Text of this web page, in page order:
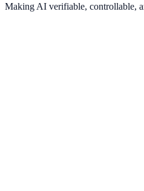
Making AI verifiable, controllable,